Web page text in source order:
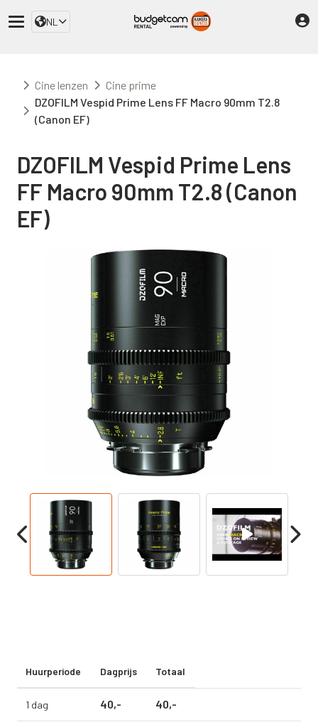
NL
Cine lenzen
Cine prime
DZOFILM Vespid Prime Lens FF Macro 90mm T2.8
(Canon EF)
DZOFILM Vespid Prime Lens
FF Macro 90mm T2.8 (Canon
EF)
Huurperiode Dagprijs Totaal
1 dag 40,- 40,-